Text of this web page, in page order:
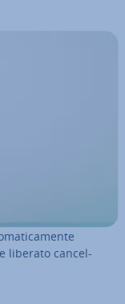
liberato can­cel­